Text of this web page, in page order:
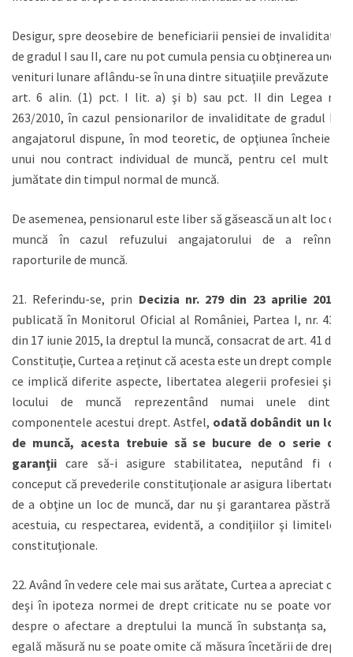
Desigur, spre deosebire de beneficiarii pensiei de invaliditate
de gradul I sau II, care nu pot cumula pensia cu obţinerea unor
venituri lunare aflându-se în una dintre situaţiile prevăzute la
art. 6 alin. (1) pct. I lit. a) şi b) sau pct. II din Legea nr.
263/2010, în cazul pensionarilor de invaliditate de gradul III
angajatorul dispune, în mod teoretic, de opţiunea încheierii
unui nou contract individual de muncă, pentru cel mult o
jumătate din timpul normal de muncă.
De asemenea, pensionarul este liber să găsească un alt loc de
muncă în cazul refuzului angajatorului de a reînnoi
raporturile de muncă.
21. Referindu-se, prin Decizia nr. 279 din 23 aprilie 2015
publicată în Monitorul Oficial al României, Partea I, nr. 431
din 17 iunie 2015, la dreptul la muncă, consacrat de art. 41 din
Constituţie, Curtea a reţinut că acesta este un drept complex,
ce implică diferite aspecte, libertatea alegerii profesiei şi a
locului de muncă reprezentând numai unele dintre
componentele acestui drept. Astfel, odată dobândit un loc
de muncă, acesta trebuie să se bucure de o serie de
garanţii care să-i asigure stabilitatea, neputând fi de
conceput că prevederile constituţionale ar asigura libertatea
de a obţine un loc de muncă, dar nu şi garantarea păstrării
acestuia, cu respectarea, evidentă, a condiţiilor şi limitelor
constituţionale.
22. Având în vedere cele mai sus arătate, Curtea a apreciat că,
deşi în ipoteza normei de drept criticate nu se poate vorbi
despre o afectare a dreptului la muncă în substanţa sa, în
egală măsură nu se poate omite că măsura încetării de drept